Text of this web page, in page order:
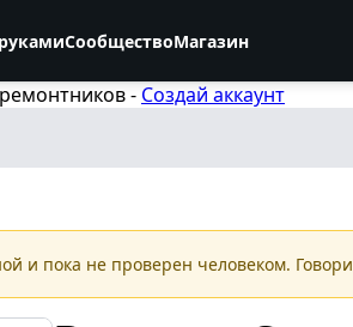
СообществоМагазин
- Создай аккаунт
и пока не проверен человеком.